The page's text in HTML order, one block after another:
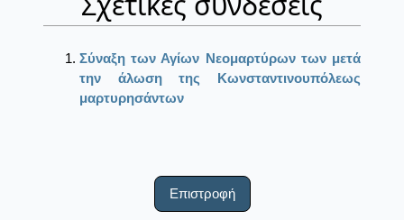
Σύναξη των Αγίων Νεομαρτύρων των μετά
την άλωση της Κωνσταντινουπόλεως
μαρτυρησάντων
Επιστροφή